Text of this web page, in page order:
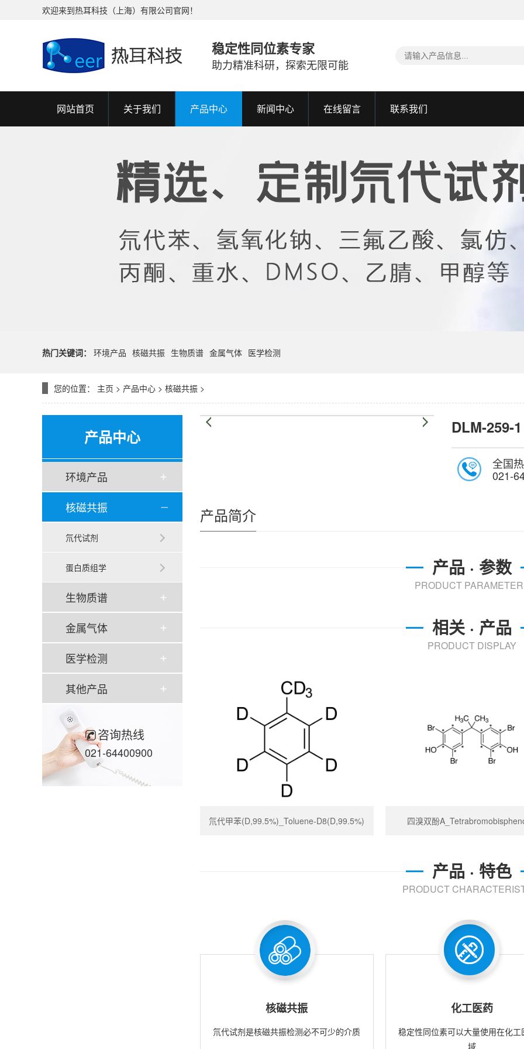
欢迎来到热耳科技（上海）有限公司官网！
稳定性同位素专家
助力精准科研，探索无限可能
网站首页 关于我们 产品中心 新闻中心 在线留言 联系我们
热门关键词： 环境产品 核磁共振 生物质谱 金属气体 医学检测
您的位置： 主页 > 产品中心 > 核磁共振 >
产品中心
环境产品
核磁共振
氘代试剂
蛋白质组学
生物质谱
金属气体
医学检测
其他产品
咨询热线
021-64400900
DLM-259-1
全国
021-
产品简介
产品 · 参数
PRODUCT
相关 · 产品
PRODUCT DISPLAY
氘代甲苯(D,99.5%)_Toluene-D8(D,99.5%) 四溴双酚
产品 · 特色
PRODUCT
核磁共振
氘代试剂是核磁共振检测必不可少的介质
化工医药
稳定性同位素可以大量使用在化工
域